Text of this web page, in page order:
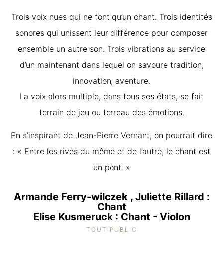
Trois voix nues qui ne font qu’un chant. Trois identités
sonores qui unissent leur différence pour composer
ensemble un autre son. Trois vibrations au service
d’un maintenant dans lequel on savoure tradition,
innovation, aventure.
La voix alors multiple, dans tous ses états, se fait
terrain de jeu ou terreau des émotions.
En s’inspirant de Jean-Pierre Vernant, on pourrait dire
: « Entre les rives du même et de l’autre, le chant est
un pont. »
Armande Ferry-wilczek , Juliette Rillard :
Chant
Elise Kusmeruck : Chant - Violon
TOUT PUBLIC